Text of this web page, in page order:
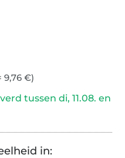
9,76 €)
tussen di, 11.08. en
in: